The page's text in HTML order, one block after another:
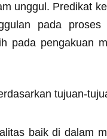
unggul. Predikat
pada proses
pada pengakuan
tujuan-
baik di dalam